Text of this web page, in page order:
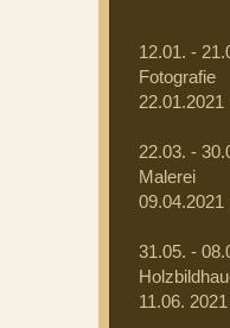
12.01. -
Fotografie
22.03. -
Malerei
31.05. -
11.06.